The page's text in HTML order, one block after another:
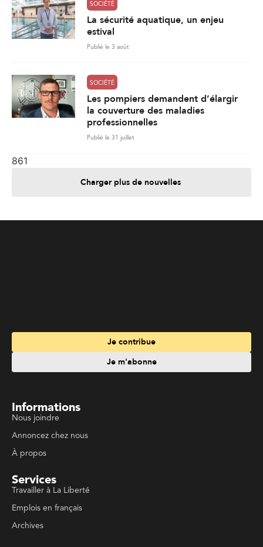
SOCIÉTÉ
La sécurité aquatique, un enjeu
estival
Publié le 3 août
SOCIÉTÉ
Les pompiers demandent d’élargir
la couverture des maladies
professionnelles
Publié le 31 juillet
861
Charger plus de nouvelles
Informations
Services
Travailler à La Liberté
Emplois en français
Suivez La Liberté